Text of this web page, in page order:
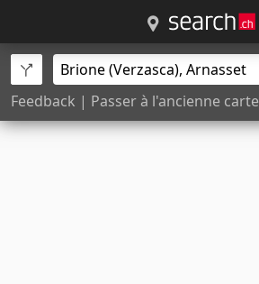
Feedback | Passer à l'ancienne carte